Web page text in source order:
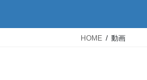
HOME 動画